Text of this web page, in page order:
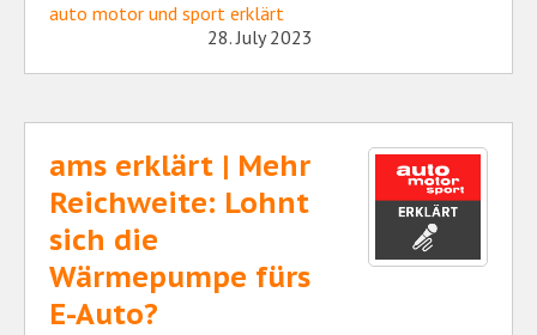
auto motor und sport erklärt
28. July 2023
ams erklärt | Mehr
Reichweite: Lohnt
sich die
Wärmepumpe fürs
E-Auto?